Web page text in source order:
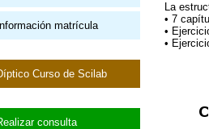
matrícula
Curso de Scilab
consulta
La
• 7
•
•